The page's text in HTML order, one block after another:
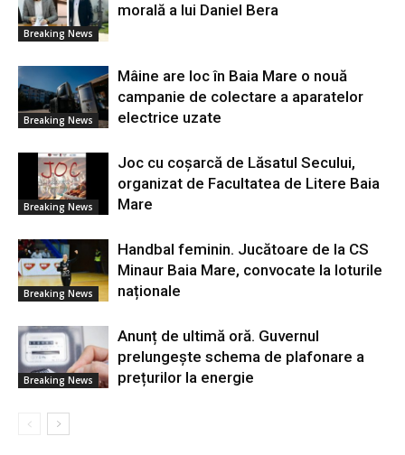
Breaking News
morală a lui Daniel Bera
Breaking News
Mâine are loc în Baia Mare o nouă
campanie de colectare a aparatelor
electrice uzate
Breaking News
Joc cu coșarcă de Lăsatul Secului,
organizat de Facultatea de Litere Baia
Mare
Breaking News
Handbal feminin. Jucătoare de la CS
Minaur Baia Mare, convocate la loturile
naționale
Breaking News
Anunț de ultimă oră. Guvernul
prelungește schema de plafonare a
prețurilor la energie